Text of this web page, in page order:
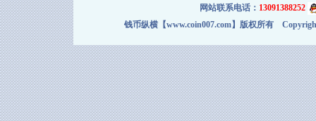
网站联系电话： 13091388252
钱币纵横【www.coin007.com】版权所有